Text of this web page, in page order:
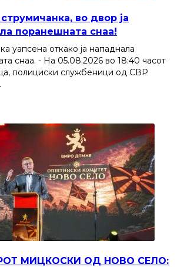
во двор ја
поранешната снаа!
уапсена откако ја нападнала
снаа. - На 05.08.2026 во 18:40 часот
полициски службеници од СВР
МИЦКОСКИ ОД НОВО СЕЛО: